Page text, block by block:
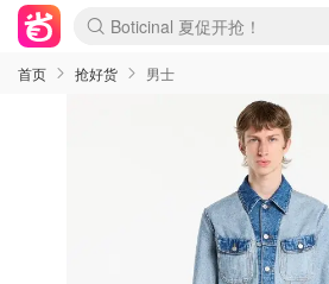
Boticinal 夏促开抢！
4折！lulu周四疯狂上新
还没结束！&OtherStories大促
Joybuy变相75折 随时失效
速领！Stanley独家85折
疑似霸哥！Camper额外叠85折
Zalando 奥莱闪促！每日更新
Moncler反季囤！5折起+叠9折
Coach Brooklyn仅€192
首页 抢好货 男士